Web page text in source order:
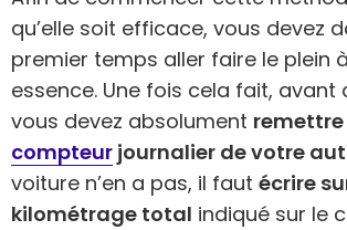
qu’elle soit efficace, vous devez
premier temps aller faire le plein
essence. Une fois cela fait, avant
vous devez absolument remettre
compteur journalier de votre
voiture n’en a pas, il faut écrire
kilométrage total indiqué sur le